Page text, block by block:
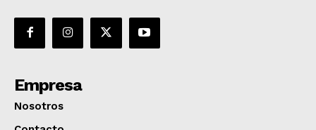
Empresa
Nosotros